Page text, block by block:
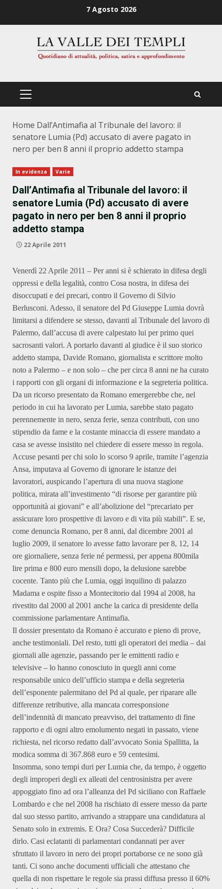
7 Agosto 2026
PRIMÄRES
Home Dall’Antimafia al Tribunale del lavoro: il
senatore Lumia (Pd) accusato di avere pagato in
nero per ben 8 anni il proprio addetto stampa
In evidenza Varie
Dall’Antimafia al Tribunale del lavoro: il
senatore Lumia (Pd) accusato di avere
pagato in nero per ben 8 anni il proprio
addetto stampa
22 Aprile 2011
Venerdì 22 Aprile 2011 – Per anni si è schierato in difesa degli
oppressi e della legalità, contro Cosa nostra, in difesa dei
disoccupati e dei precari, contro il Governo di Silvio
Berlusconi. Adesso, il senatore del Pd Giuseppe Lumia dovrà
limitarsi a difendere se stesso, davanti al Tribunale del lavoro di
Palermo, dall’accusa di avere calpestato lui per primo quei
sacrosanti valori. A portarlo davanti al giudice è il suo storico
addetto stampa, Davide Romano, giornalista e scrittore molto
noto a Palermo – e non solo – che per circa 8 anni ne ha curato
i rapporti con gli organi di informazione e la segreteria politica.
Da un ricorso presentato da Romano emergerebbe che, nel
periodo in cui ha lavorato per Lumia, sarebbe stato pagato
perennemente in nero, senza ferie, senza contributi, con uno
stipendio da fame e la costante minaccia di essere mandato a
casa se avesse insistito nel chiedere di essere messo in regola.
Accuse pesanti per chi solo lo scorso 9 aprile, tramite l’agenzia
Ansa, imputava al Governo di ignorare le istanze dei
lavoratori, auspicando l’apertura di una nuova stagione
politica, mirata all’investimento “di risorse per garantire più
opportunità ai giovani” e all’abolizione del “precariato per
assicurare loro prospettive di lavoro e di vita più stabili”. E se,
come denuncia Romano, per 8 anni, dal dicembre 2001 al
luglio 2009, il senatore lo avesse fatto lavorare per 8, 12, 14
ore giornaliere, senza ferie né permessi, per appena 800mila
lire prima e 800 euro mensili dopo, la delusione sarebbe
cocente. Tanto più che Lumia, oggi inquilino di palazzo
Madama e ospite fisso a Montecitorio dal 1994 al 2008, ha
rivestito dal 2000 al 2001 anche la carica di presidente della
commissione parlamentare Antimafia.
Il dossier presentato da Romano è accurato e pieno di prove,
anche testimoniali. Del resto, tutti gli operatori dei media – dai
giornali alle agenzie, passando per le emittenti radio e
televisive – lo hanno conosciuto in quegli anni come
responsabile unico dell’ufficio stampa e della segreteria
dell’esponente palermitano del Pd al quale, per riparare alle
differenze retributive, alla mancata corresponsione
dell’indennità di mancato preavviso, del trattamento di fine
rapporto e di ogni altro emolumento negati in passato, viene
richiesta, nel ricorso redatto dall’avvocato Sonia Spallitta, la
modica somma di 367.868 euro e 59 centesimi.
Insomma, sono tempi duri per Lumia che, da tempo, è oggetto
degli improperi degli ex alleati del centrosinistra per avere
appoggiato fino ad ora l’alleanza del Pd siciliano con Raffaele
Lombardo e che nel 2008 ha rischiato di essere messo da parte
dal suo stesso partito, arrivando a strappare una candidatura al
Senato solo in extremis. E Ora? Cosa Succederà? Difficile
dirlo. Casi eclatanti di parlamentari condannati per aver
sfruttato il lavoro in nero dei propri portaborse ce ne sono già
tanti. Ci sono anche documenti ufficiali che attestano che
quella di non rispettare le regole sia prassi diffusa presso il 60%